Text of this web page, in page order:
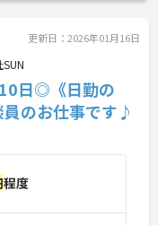
更新日：2026年01月16日
日◎《日勤の
のお仕事です♪
程度